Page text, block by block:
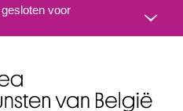
Naar inhoud
voor